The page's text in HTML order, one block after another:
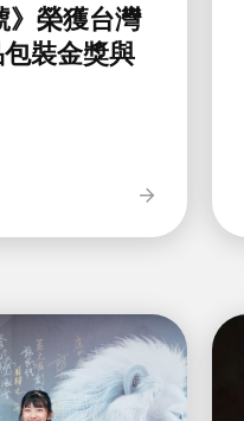
》榮獲台灣
裝金獎與